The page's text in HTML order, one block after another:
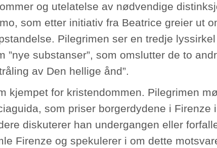
og utelatelse av nødvendige
som etter initiativ fra Beatrice greier ut
Pilegrimen ser en tredje
”nye substanser”, som omslutter de to
av Den hellige ånd”.
kjempet for kristendommen. Pilegrimen
som priser borgerdydene i Firenze
diskuterer han undergangen eller
Firenze og spekulerer i om dette